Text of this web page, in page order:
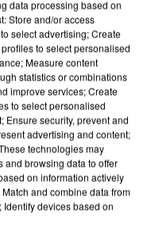
LES REFUGES
data processing based on
Store and/or access
select advertising; Create
to select personalised
Measure content
statistics or combinations
improve services; Create
to select personalised
Ensure security, prevent and
advertising and content;
technologies may
and browsing data to offer
on information actively
and combine data from
devices based on